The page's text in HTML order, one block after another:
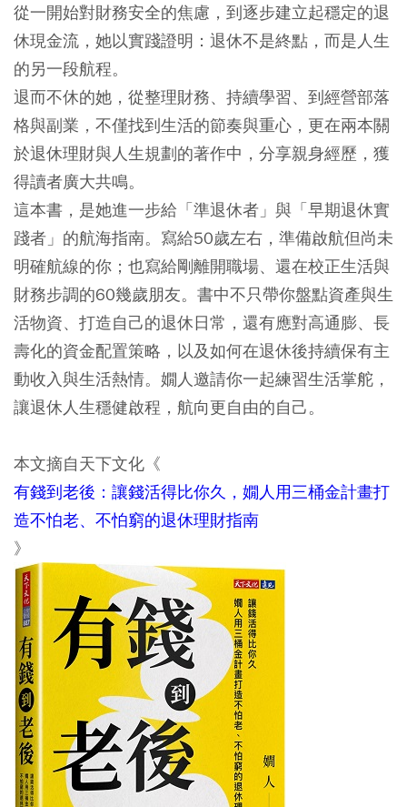
從一開始對財務安全的焦慮，到逐步建立起穩定的退
休現金流，她以實踐證明：退休不是終點，而是人生
的另一段航程。
退而不休的她，從整理財務、持續學習、到經營部落
格與副業，不僅找到生活的節奏與重心，更在兩本關
於退休理財與人生規劃的著作中，分享親身經歷，獲
得讀者廣大共鳴。
這本書，是她進一步給「準退休者」與「早期退休實
踐者」的航海指南。寫給50歲左右，準備啟航但尚未
明確航線的你；也寫給剛離開職場、還在校正生活與
財務步調的60幾歲朋友。書中不只帶你盤點資產與生
活物資、打造自己的退休日常，還有應對高通膨、長
壽化的資金配置策略，以及如何在退休後持續保有主
動收入與生活熱情。嫺人邀請你一起練習生活掌舵，
讓退休人生穩健啟程，航向更自由的自己。
本文摘自天下文化《
有錢到老後：讓錢活得比你久，嫺人用三桶金計畫打
造不怕老、不怕窮的退休理財指南
》